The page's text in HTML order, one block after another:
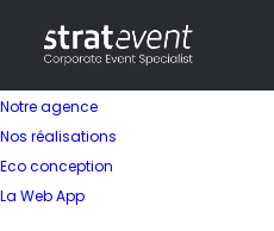
Notre agence
Nos réalisations
Eco conception
La Web App